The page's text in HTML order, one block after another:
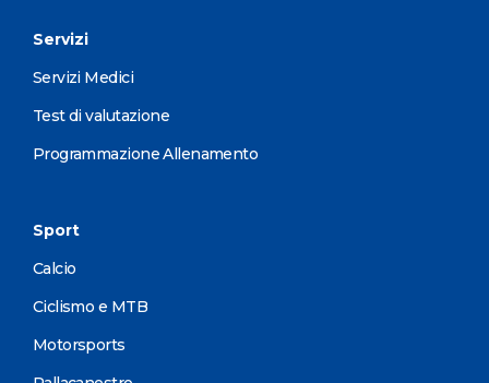
Servizi
Servizi Medici
Test di valutazione
Programmazione Allenamento
Sport
Calcio
Ciclismo e MTB
Motorsports